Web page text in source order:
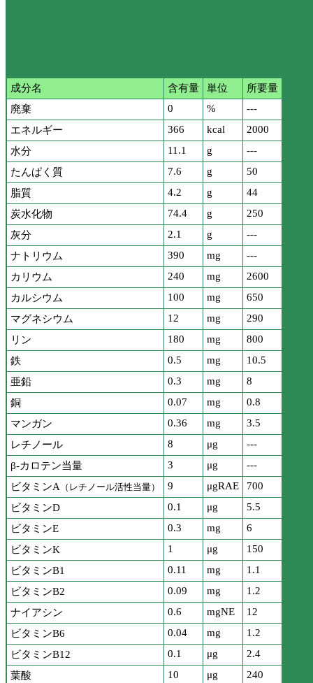
成分名 含有量 単位
所要量
廃棄
0 %
---
エネルギー
366 kcal
2000
水分
11.1 g
---
たんぱく質
7.6 g
50
脂質
4.2 g
44
炭水化物
74.4 g
250
灰分
2.1 g
---
ナトリウム
390 mg
---
カリウム
240 mg
2600
カルシウム
100 mg
650
マグネシウム
12 mg
290
リン
180 mg
800
鉄
0.5 mg
10.5
亜鉛
0.3 mg
8
銅
0.07 mg
0.8
マンガン
0.36 mg
3.5
レチノール
8 μg
---
β-カロテン当量
3 μg
---
ビタミンA （レチノール活性当量） 9 μgRAE
700
ビタミンD
0.1 μg
5.5
ビタミンE
0.3 mg
6
ビタミンK
1 μg
150
ビタミンB1
0.11 mg
1.1
ビタミンB2
0.09 mg
1.2
ナイアシン
0.6 mgNE
12
ビタミンB6
0.04 mg
1.2
ビタミンB12
0.1 μg
2.4
葉酸
10 μg
240